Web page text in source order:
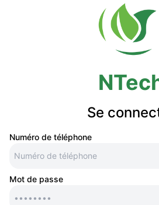
Se
Numéro de téléphone
Mot de passe